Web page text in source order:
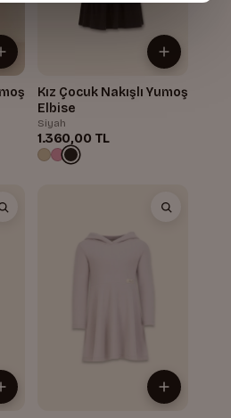
Kız Çocuk Nakışlı Yumoş
Elbise
Siyah
1.360,00 TL